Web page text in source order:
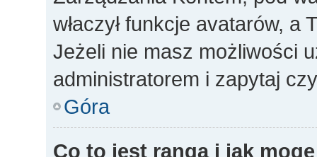
właczył funkcje avatarów,
Jeżeli nie masz możliwości
administratorem i zapytaj
Góra
Co to jest ranga i jak